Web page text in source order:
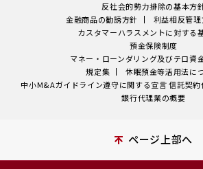
反社会的勢力排除の基本方
金融商品の勧誘方針
利益相反管
カスタマーハラスメントに対する
預金保険制度
マネー・ローンダリング及びテロ資
規定集
休眠預金等活用法に
中小M&Aガイドライン遵守に関する宣言 信託契
銀行代理業の概要
ページ上部へ